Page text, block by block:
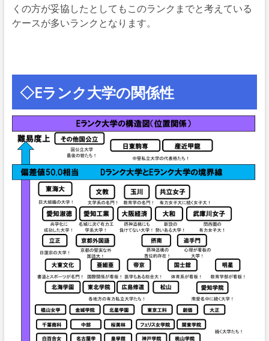
くの方が妥協したとしてもこのランクまでと考えている
ケースが多いランクとなります。
◇Eランク大学の関係性